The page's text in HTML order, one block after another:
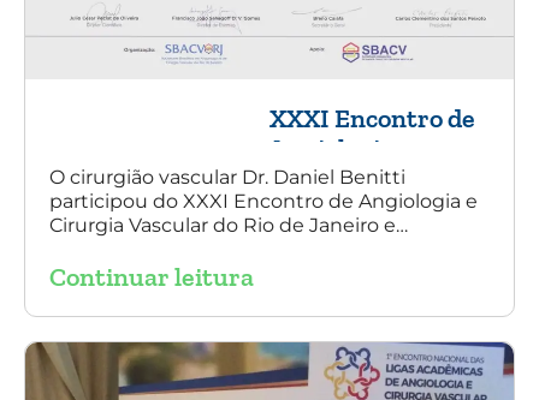
XXXI Encontro de
Angiologia e
Cirurgia Vascular
do Rio de Janeiro
O cirurgião vascular Dr. Daniel Benitti
participou do XXXI Encontro de Angiologia e
Cirurgia Vascular do Rio de Janeiro e
multilayer no tratamento de aneurisma
Continuar leitura